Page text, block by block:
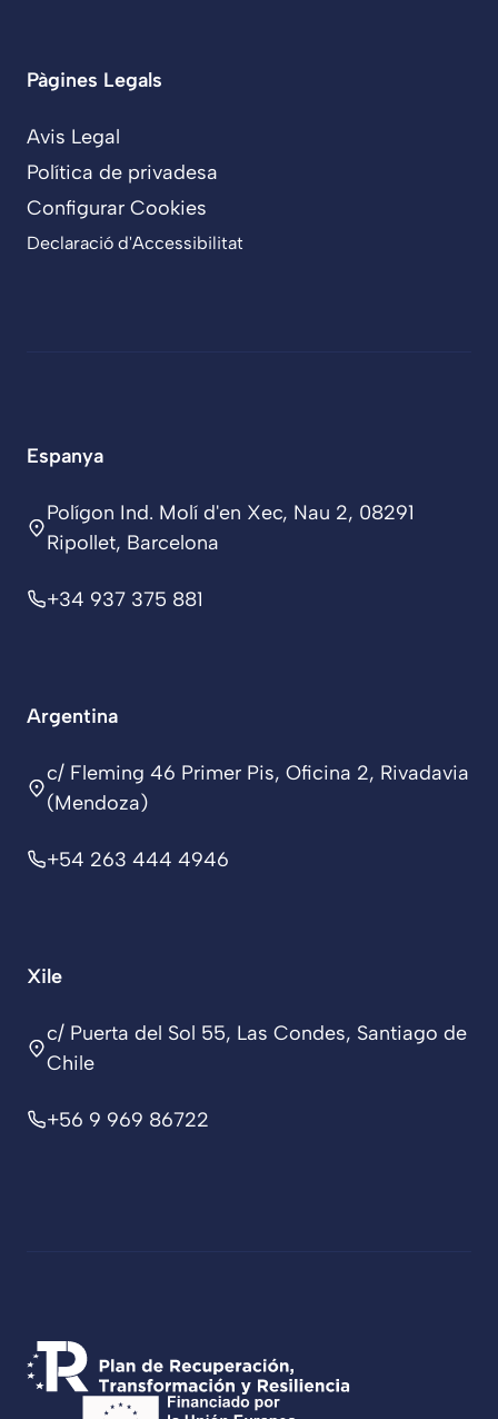
Pàgines Legals
Avis Legal
Política de privadesa
Configurar Cookies
Declaració d'Accessibilitat
Espanya
Polígon Ind. Molí d'en Xec, Nau 2, 08291
Ripollet, Barcelona
+34 937 375 881
Argentina
c/ Fleming 46 Primer Pis, Oficina 2, Rivadavia
(Mendoza)
+54 263 444 4946
Xile
c/ Puerta del Sol 55, Las Condes, Santiago de
Chile
+56 9 969 86722